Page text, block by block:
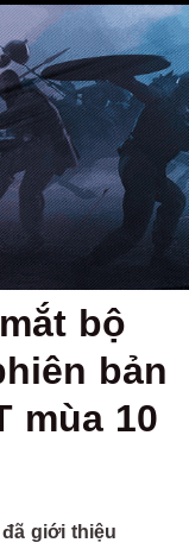
bộ
bản
mùa 10
đã giới thiệu